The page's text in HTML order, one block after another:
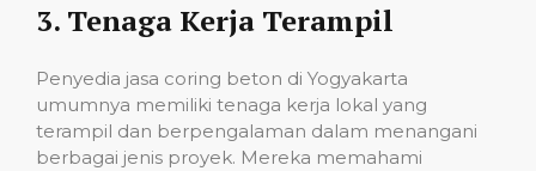
3. Tenaga Kerja Terampil
Penyedia jasa coring beton di Yogyakarta
umumnya memiliki tenaga kerja lokal yang
terampil dan berpengalaman dalam menangani
berbagai jenis proyek. Mereka memahami